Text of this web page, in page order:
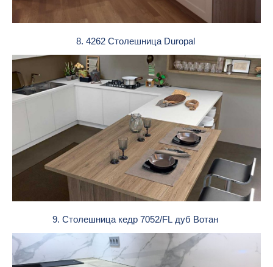
8. 4262 Столешница Duropal
9. Столешница кедр 7052/FL дуб Вотан